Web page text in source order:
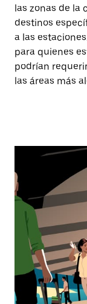
las zonas de la
destinos
a las
para quienes
podrían
las áreas más